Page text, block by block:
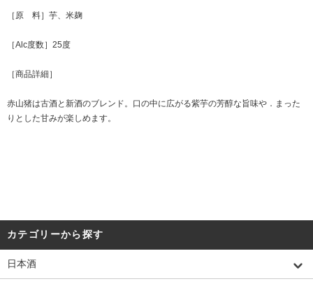
［原 料］芋、米麹
［Alc度数］25度
［商品詳細］
赤山猪は古酒と新酒のブレンド。口の中に広がる紫芋の芳醇な旨味や．まった
りとした甘みが楽しめます。
カテゴリーから探す
日本酒